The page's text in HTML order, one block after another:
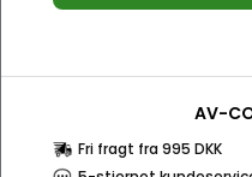
AV-
Fri fragt fra 995 DKK